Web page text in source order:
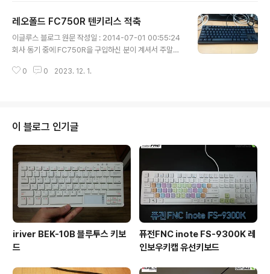
포스가 유명한지 느낄 수 있는 키감입니다. 회사에서 순정
흑축 (그래도 자연 윤활이 잘 된 녀석이라 그나마 좀 괜찮았
습니다..) 을 사용 중에 최근들어 조금씩 고통 받고 있었는
레오폴드 FC750R 텐키리스 적축
이글루스 블로그 원문 작성일 : 2014-07-01 00:55:24
회사 동기 중에 FC750R을 구입하신 분이 계셔서 주말에
좋고 흡음재 때문인지는 모르겠지만 통울림도 적고 상당히
본기를 갖추었다는 것에 정말 놀랐습니다. 입문용으로는
정말 짱인듯 싶습니다..
0 0 2023. 12. 1.
이 블로그 인기글
iriver BEK-10B 블루투스 키보
드
퓨전FNC inote FS-9300K 레
인보우키캡 유선키보드